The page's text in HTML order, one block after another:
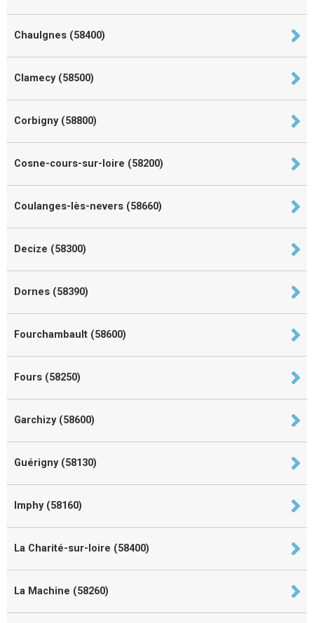
Chaulgnes (58400)
Clamecy (58500)
Corbigny (58800)
Cosne-cours-sur-loire (58200)
Coulanges-lès-nevers (58660)
Decize (58300)
Dornes (58390)
Fourchambault (58600)
Fours (58250)
Garchizy (58600)
Guérigny (58130)
Imphy (58160)
La Charité-sur-loire (58400)
La Machine (58260)